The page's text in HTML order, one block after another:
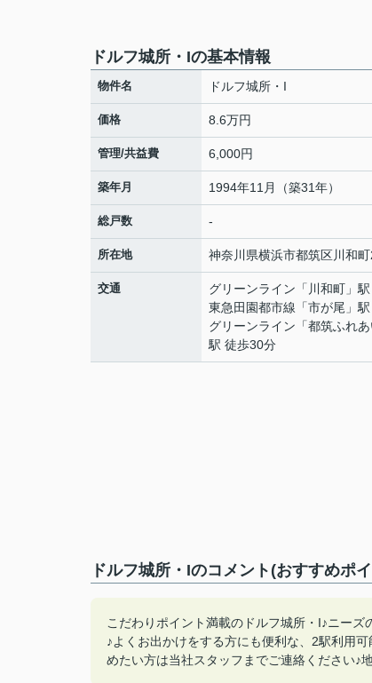
ドルフ城所・Iの基本情報
物件名 ドルフ城所・I
価格 8.6万円
管理/共益費 6,000円
築年月 1994年11月（築31年）
総戸数 -
所在地 神奈川県横浜市都筑区川和町
交通 グリーンライン 「 川和町 」
東急田園都市線 「市が尾 」
グリーンライン 「都筑ふれ
駅 徒歩30分
ドルフ城所・Iのコメント(おすすめポ
こだわりポイント満載のドルフ城所・I♪ニー
♪よくお出かけをする方にも便利な、2駅利用
めたい方は当社スタッフまでご連絡ください♪